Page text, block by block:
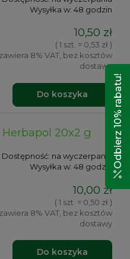
Wysyłka w: 48 godzin
10,50 zł
( 1 szt. = 0,53 zł )
zawiera 8% VAT, bez kosztów
dostawy
Do koszyka
20x2 g
Dostępność: na wyczerpaniu
Wysyłka w: 48 godzin
10,00 zł
( 1 szt. = 0,50 zł )
zawiera 8% VAT, bez kosztów
dostawy
Do koszyka
Odbierz 10% rabatu!